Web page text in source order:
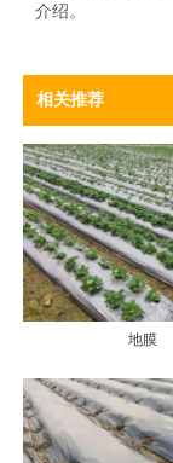
介绍。
相关推荐
地膜